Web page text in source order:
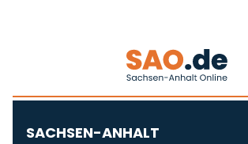
SACHSEN-ANHALT